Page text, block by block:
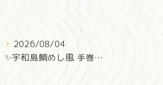
2026/08/04
✨宇和島鯛めし風 手巻き寿司✨